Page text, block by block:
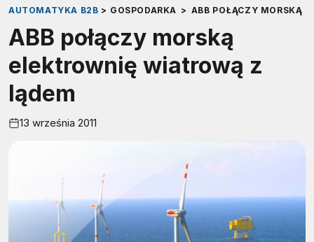
AUTOMATYKA B2B > GOSPODARKA > ABB POŁĄCZY MORSKĄ
ABB połączy morską
elektrownię wiatrową z
lądem
13 września 2011